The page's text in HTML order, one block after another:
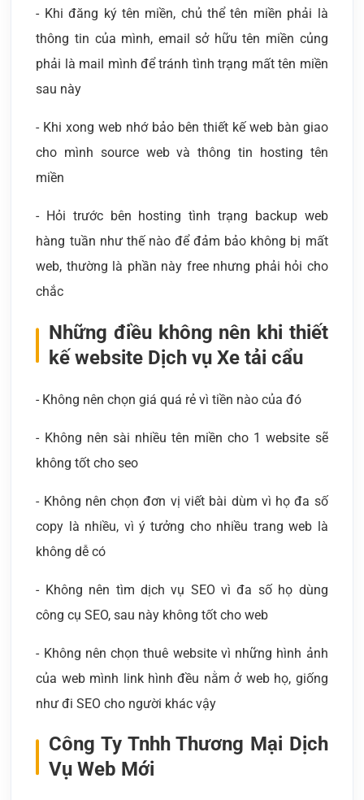
- Khi đăng ký tên miền, chủ thể tên miền phải là
thông tin của mình, email sở hữu tên miền củng
phải là mail mình để tránh tình trạng mất tên miền
sau này
- Khi xong web nhớ bảo bên thiết kế web bàn giao
cho mình source web và thông tin hosting tên
miền
- Hỏi trước bên hosting tình trạng backup web
hàng tuần như thế nào để đảm bảo không bị mất
web, thường là phần này free nhưng phải hỏi cho
chắc
Những điều không nên khi thiết
kế website Dịch vụ Xe tải cẩu
- Không nên chọn giá quá rẻ vì tiền nào của đó
- Không nên sài nhiều tên miền cho 1 website sẽ
không tốt cho seo
- Không nên chọn đơn vị viết bài dùm vì họ đa số
copy là nhiều, vì ý tưởng cho nhiều trang web là
không dễ có
- Không nên tìm dịch vụ SEO vì đa số họ dùng
công cụ SEO, sau này không tốt cho web
- Không nên chọn thuê website vì những hình ảnh
của web mình link hình đều nằm ở web họ, giống
như đi SEO cho người khác vậy
Công Ty Tnhh Thương Mại Dịch
Vụ Web Mới